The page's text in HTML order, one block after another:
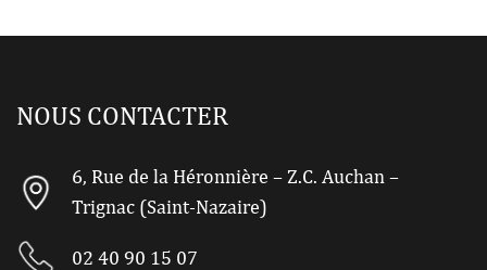
NOUS CONTACTER
6, Rue de la Héronnière – Z.C. Auchan –
Trignac (Saint-Nazaire)
02 40 90 15 07